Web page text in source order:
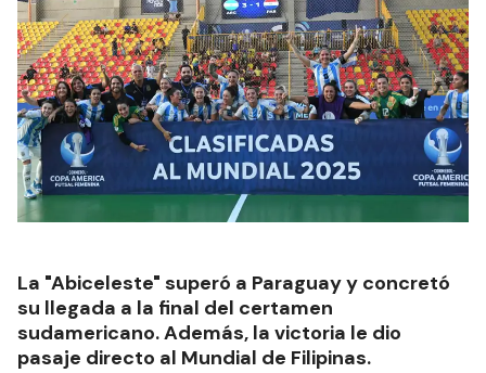
La "Abiceleste" superó a Paraguay y concretó
su llegada a la final del certamen
sudamericano. Además, la victoria le dio
pasaje directo al Mundial de Filipinas.